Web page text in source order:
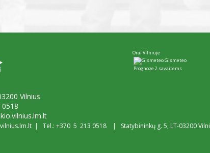
Vilnius
Orai Vilniuje
Gismeteo
Prognoze 2 savaitems
| Tel.: +370 5 213 0518 | Statybininkų g. 5, LT-03200